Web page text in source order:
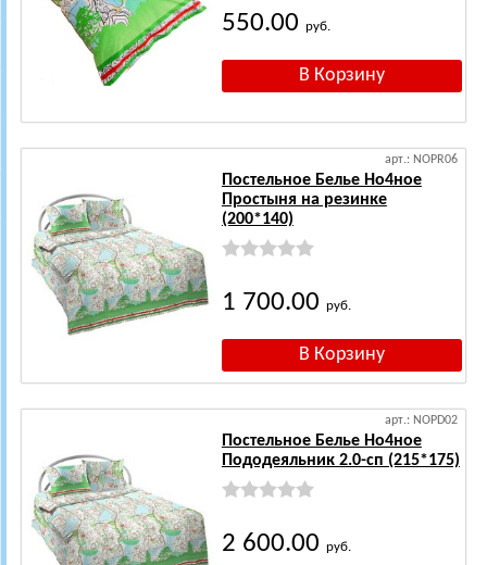
550.00 руб.
арт.: NOPR06
Постельное Белье Но4ное
Простыня на резинке
(200*140)
1 700.00 руб.
арт.: NOPD02
Постельное Белье Но4ное
Пододеяльник 2.0-сп (215*175)
2 600.00 руб.